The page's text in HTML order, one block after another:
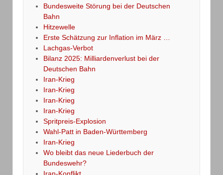
Bundesweite Störung bei der Deutschen
Bahn
Hitzewelle
Erste Schätzung zur Inflation im März …
Lachgas-Verbot
Bilanz 2025: Milliardenverlust bei der
Deutschen Bahn
Iran-Krieg
Iran-Krieg
Iran-Krieg
Iran-Krieg
Spritpreis-Explosion
Wahl-Patt in Baden-Württemberg
Iran-Krieg
Wo bleibt das neue Liederbuch der
Bundeswehr?
Iran-Konflikt